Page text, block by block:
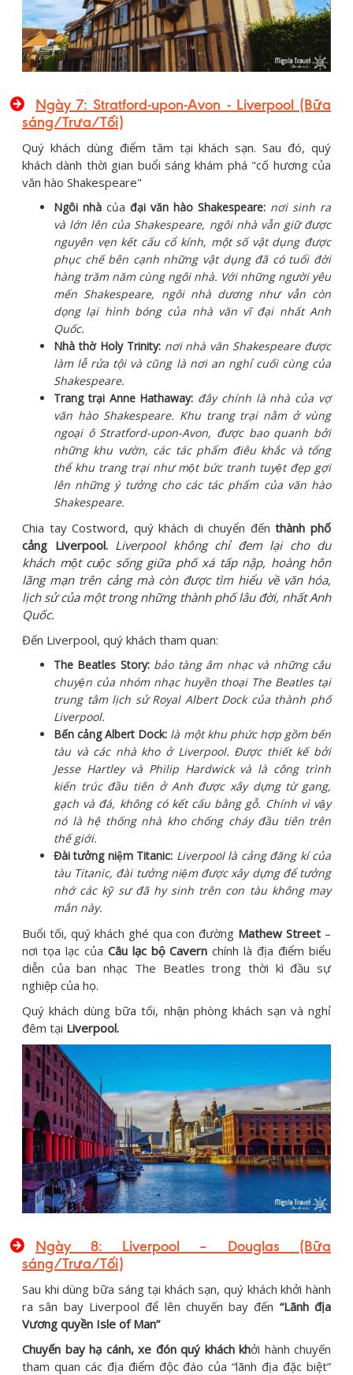
Ngày 7: Stratford-upon-Avon - Liverpool (Bữa
sáng/Trưa/Tối)
Quý khách dùng điểm tâm tại khách sạn. Sau đó, quý
khách dành thời gian buổi sáng khám phá "cố hương của
văn hào Shakespeare"
Ngôi nhà của đại văn hào Shakespeare: nơi sinh ra
và lớn lên của Shakespeare, ngôi nhà vẫn giữ được
nguyên vẹn kết cấu cổ kính, một số vật dụng được
phục chế bên cạnh những vật dụng đã có tuổi đời
hàng trăm năm cùng ngôi nhà. Với những người yêu
mến Shakespeare, ngôi nhà dương như vẫn còn
dọng lại hình bóng của nhà văn vĩ đại nhất Anh
Quốc.
Nhà thờ Holy Trinity: nơi nhà văn Shakespeare được
làm lễ rửa tội và cũng là nơi an nghỉ cuối cùng của
Shakespeare.
Trang trại Anne Hathaway: đây chính là nhà của vợ
văn hào Shakespeare. Khu trang trại nằm ở vùng
ngoại ô Stratford-upon-Avon, được bao quanh bởi
những khu vườn, các tác phẩm điêu khắc và tổng
thể khu trang trại như một bức tranh tuyệt đẹp gợi
lên những ý tưởng cho các tác phẩm của văn hào
Shakespeare.
Chia tay Costword, quý khách di chuyển đếnthành phố
cảng Liverpool. Liverpool không chỉ đem lại cho du
khách một cuộc sống giữa phố xá tấp nập, hoàng hôn
lãng mạn trên cảng mà còn được tìm hiểu về văn hóa,
lịch sử của một trong những thành phố lâu đời, nhất Anh
Quốc.
Đến Liverpool, quý khách tham quan:
The Beatles Story: bảo tàng âm nhạc và những câu
chuyện của nhóm nhạc huyền thoại The Beatles tại
trung tâm lịch sử Royal Albert Dock của thành phố
Liverpool.
Bến cảng Albert Dock: là một khu phức hợp gồm bến
tàu và các nhà kho ở Liverpool. Được thiết kế bởi
Jesse Hartley và Philip Hardwick và là công trình
kiến ​​trúc đầu tiên ở Anh được xây dựng từ gang,
gạch và đá, không có kết cấu bằng gỗ. Chính vì vậy
nó là hệ thống nhà kho chống cháy đầu tiên trên
thế giới.
Đài tưởng niệm Titanic: Liverpool là cảng đăng kí của
tàu Titanic, đài tưởng niệm được xây dựng để tưởng
nhớ các kỹ sư đã hy sinh trên con tàu không may
mắn này.
Buổi tối, quý khách ghé qua con đường Mathew Street –
nơi tọa lạc của Câu lạc bộ Cavern chính là địa điểm biểu
diễn của ban nhạc The Beatles trong thời kì đầu sự
nghiệp của họ.
Quý khách dùng bữa tối, nhận phòng khách sạn và nghỉ
đêm tại Liverpool.
Ngày 8: Liverpool – Douglas (Bữa
sáng/Trưa/Tối)
Sau khi dùng bữa sáng tại khách sạn, quý khách khởi hành
ra sân bay Liverpool để lên chuyến bay đến “Lãnh địa
Vương quyền Isle of Man”
Chuyến bay hạ cánh, xe đón quý khách khởi hành chuyến
tham quan các địa điểm độc đáo của “lãnh địa đặc biệt”